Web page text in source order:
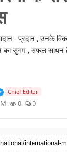
- प्रदान , उनके
का सुगम , सफल साधन
Verified Public
Chief Editor
0 0
international-